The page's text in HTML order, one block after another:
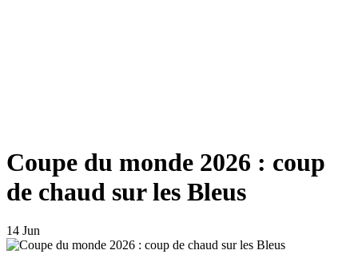
Coupe du monde 2026 : coup
de chaud sur les Bleus
14 Jun